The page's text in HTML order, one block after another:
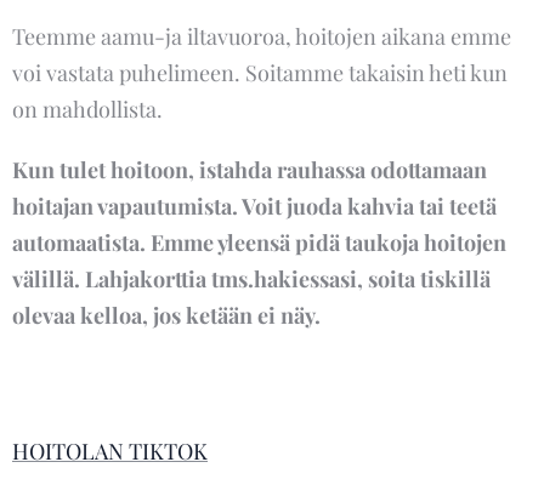
Teemme aamu-ja iltavuoroa, hoitojen aikana emme
voi vastata puhelimeen. Soitamme takaisin heti kun
on mahdollista.
Kun tulet hoitoon, istahda rauhassa odottamaan
hoitajan vapautumista. Voit juoda kahvia tai teetä
automaatista. Emme yleensä pidä taukoja hoitojen
välillä. Lahjakorttia tms.hakiessasi, soita tiskillä
olevaa kelloa, jos ketään ei näy.
HOITOLAN TIKTOK